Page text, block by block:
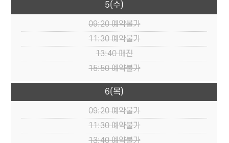
5(수)
09:20예약불가
11:30예약불가
13:40매진
15:50예약불가
6(목)
09:20예약불가
11:30예약불가
13:40예약불가